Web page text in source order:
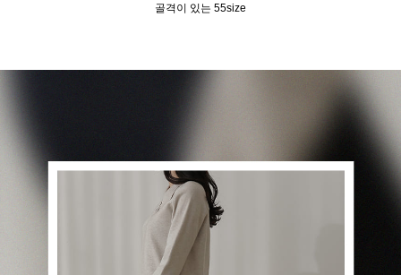
골격이 있는 55size